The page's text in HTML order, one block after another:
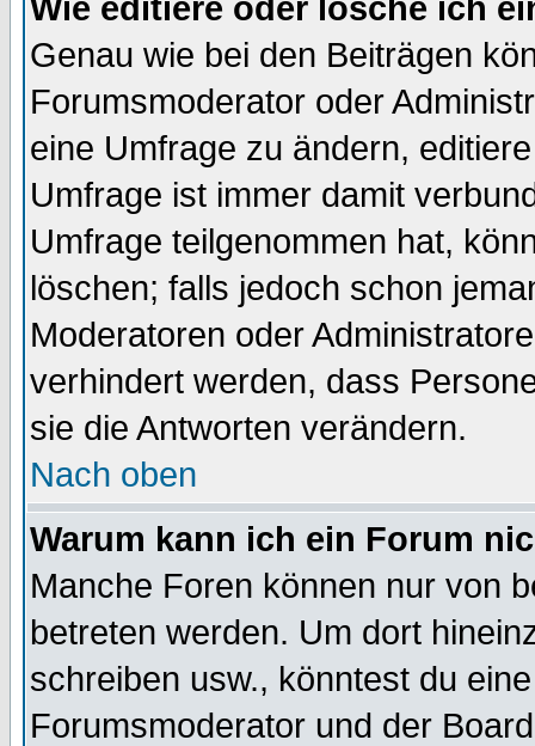
Wie editiere oder lösche ich
Genau wie bei den Beiträgen
Forumsmoderator oder
eine Umfrage zu ändern,
Umfrage ist immer damit
Umfrage teilgenommen hat,
löschen; falls jedoch schon
Moderatoren oder
verhindert werden, dass
sie die Antworten verändern.
Nach oben
Warum kann ich ein Forum
Manche Foren können nur von
betreten werden. Um dort
schreiben usw., könntest du
Forumsmoderator und der